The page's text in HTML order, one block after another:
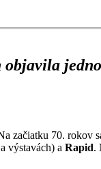
objavila
začiatku 70. rokov
výstavách) a Rapid.